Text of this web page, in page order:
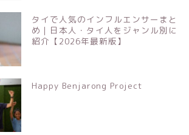
タイで人気のインフルエンサーまと
め｜日本人・タイ人をジャンル別に
紹介【2026年最新版】
Happy Benjarong Project